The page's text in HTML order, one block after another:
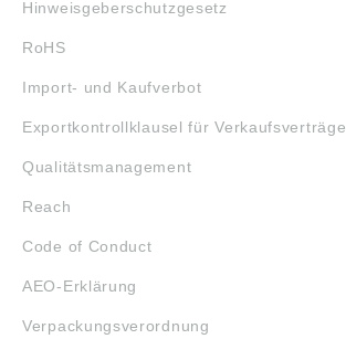
Hinweisgeberschutzgesetz
RoHS
Import- und Kaufverbot
Exportkontrollklausel für Verkaufsverträge
Qualitätsmanagement
Reach
Code of Conduct
AEO-Erklärung
Verpackungsverordnung